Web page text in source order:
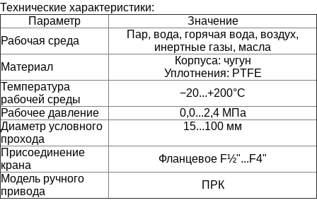
Технические характеристики:
Параметр
Значение
Рабочая среда
Пар, вода, горячая вода, воздух,
инертные газы, масла
Материал
Корпуса: чугун
Уплотнения: PTFE
Температура
рабочей среды
−20...+200°C
Рабочее давление
0,0...2,4 МПа
Диаметр условного
прохода
15...100 мм
Присоединение
крана
Фланцевое F½"...F4"
Модель ручного
привода
ПРК